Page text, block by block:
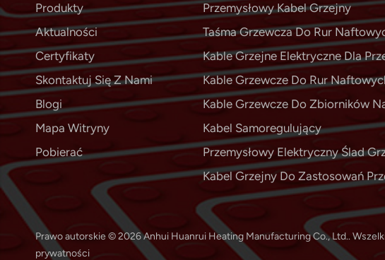
Produkty
Aktualności
Certyfikaty
Skontaktuj Się Z Nami
Blogi
Mapa Witryny
Pobierać
Przemysłowy Kabel Grzejny
Taśma Grzewcza Do Rur
Kable Grzejne Elektryczne Dla
Kable Grzewcze Do Rur
Kable Grzewcze Do Zbiorników
Kabel Samoregulujący
Przemysłowy Elektryczny Ślad
Kabel Grzejny Do Zastosowań
Prawo autorskie © 2026 Anhui Huanrui Heating Manufacturing Co., Ltd..
prywatności